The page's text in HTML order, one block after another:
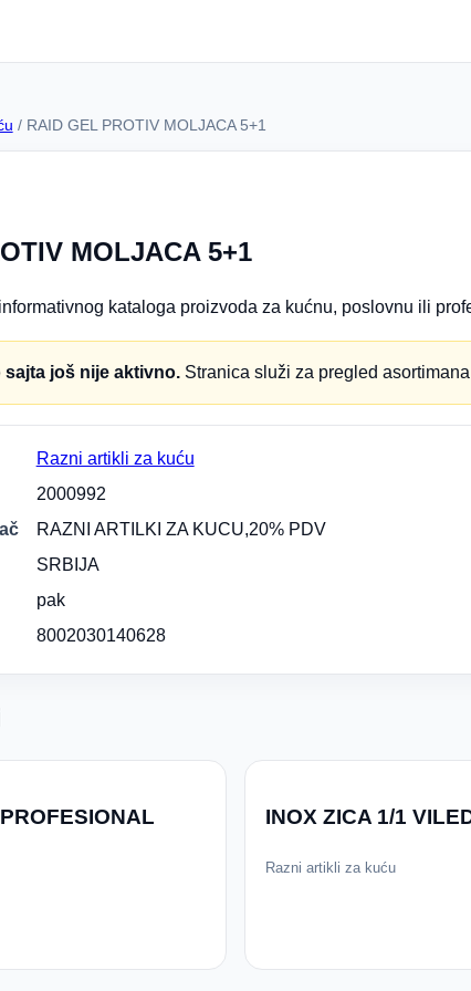
/ RAID GEL PROTIV MOLJACA 5+1
MOLJACA 5+1
kataloga proizvoda za kućnu, poslovnu ili
još nije aktivno.Stranica služi za pregled
Razni artikli za kuću
2000992
RAZNI ARTILKI ZA KUCU,20% PDV
SRBIJA
pak
8002030140628
INOX ZICA 1/1
Razni artikli za kuću